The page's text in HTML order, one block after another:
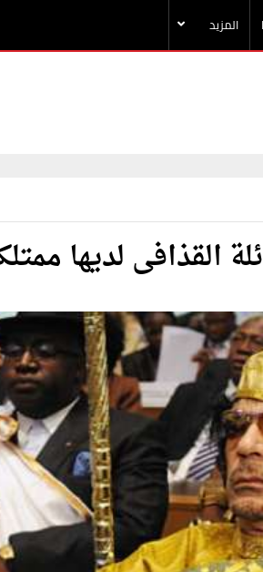
المزيد
القذافى لديها